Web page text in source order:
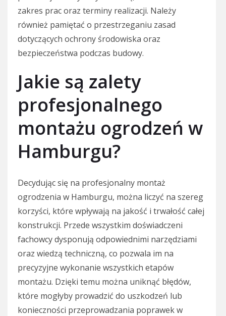
zakres prac oraz terminy realizacji. Należy
również pamiętać o przestrzeganiu zasad
dotyczących ochrony środowiska oraz
bezpieczeństwa podczas budowy.
Jakie są zalety
profesjonalnego
montażu ogrodzeń w
Hamburgu?
Decydując się na profesjonalny montaż
ogrodzenia w Hamburgu, można liczyć na szereg
korzyści, które wpływają na jakość i trwałość całej
konstrukcji. Przede wszystkim doświadczeni
fachowcy dysponują odpowiednimi narzędziami
oraz wiedzą techniczną, co pozwala im na
precyzyjne wykonanie wszystkich etapów
montażu. Dzięki temu można uniknąć błędów,
które mogłyby prowadzić do uszkodzeń lub
konieczności przeprowadzania poprawek w